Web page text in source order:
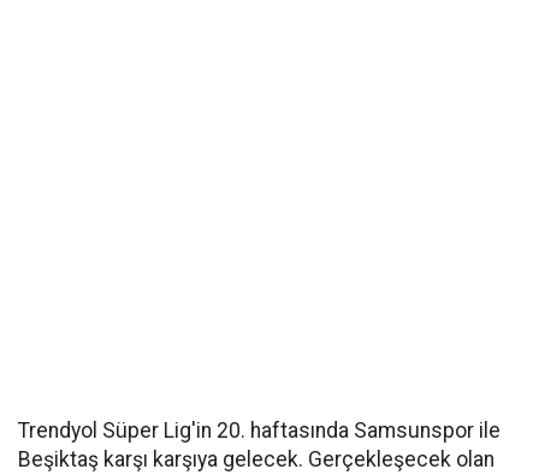
Trendyol Süper Lig'in 20. haftasında Samsunspor ile
Beşiktaş karşı karşıya gelecek. Gerçekleşecek olan